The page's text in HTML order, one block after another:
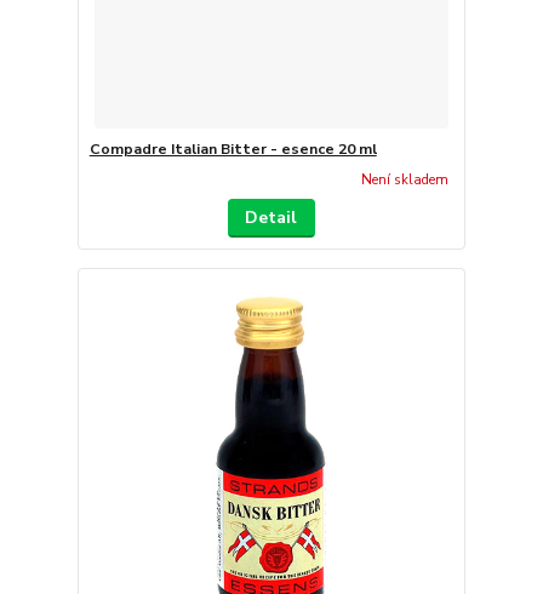
Compadre Italian Bitter - esence 20 ml
Není skladem
Detail